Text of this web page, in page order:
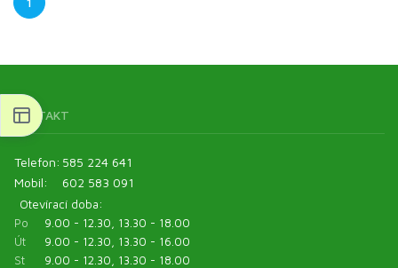
KONTAKT
Telefon: 585 224 641
Mobil:
602 583 091
Otevírací doba:
Po
9.00 - 12.30, 13.30 - 18.00
Út
9.00 - 12.30, 13.30 - 16.00
St
9.00 - 12.30, 13.30 - 18.00